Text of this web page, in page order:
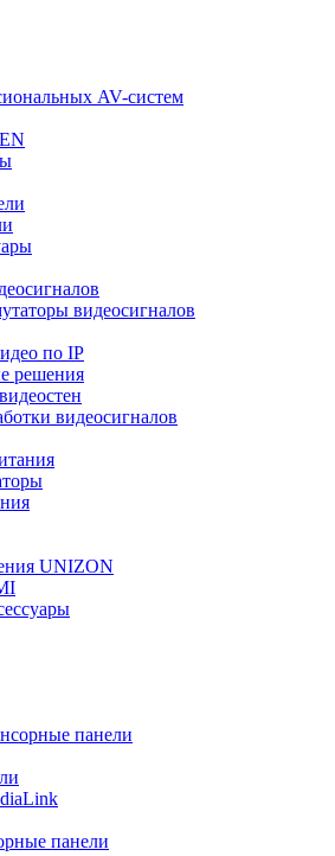
AV-систем
видеосигналов
по IP
решения
видеосигналов
UNIZON
панели
панели